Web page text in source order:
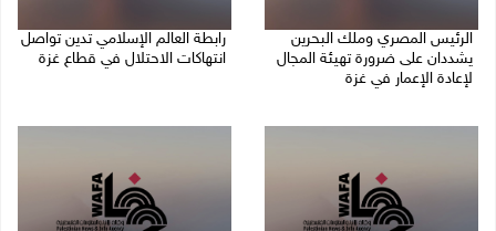
الرئيس المصري وملك البحرين
يشددان على ضرورة تهيئة المجال
لإعادة الإعمار في غزة
رابطة العالم الإسلامي تدين تواصل
انتهاكات الاحتلال في قطاع غزة